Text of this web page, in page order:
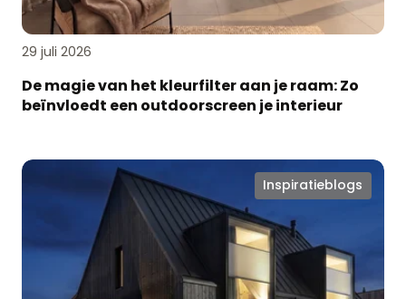
29 juli 2026
De magie van het kleurfilter aan je raam: Zo
beïnvloedt een outdoorscreen je interieur
je
interieur
Inspiratieblogs
Ken
Plissé®